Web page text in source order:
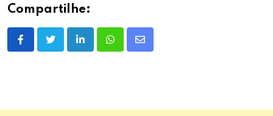
Compartilhe:
LinkedInWhatsappShare